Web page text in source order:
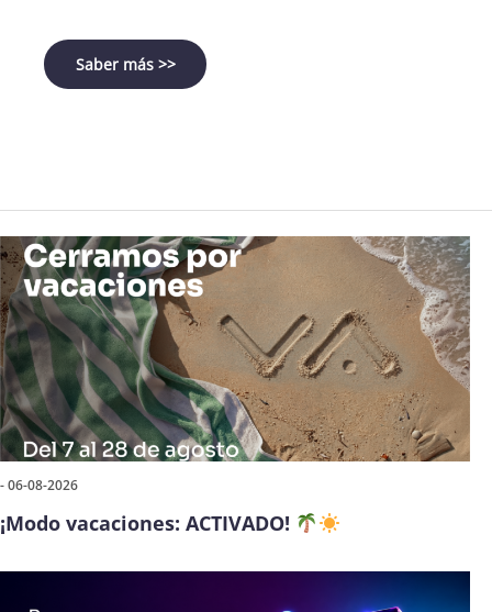
Saber más >>
- 06-08-2026
¡Modo vacaciones: ACTIVADO!